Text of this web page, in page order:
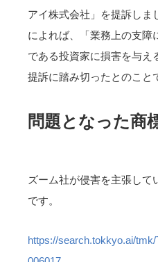
アイ株式会社」を提訴しま
によれば、「業務上の支障
である投資家に損害を与え
提訴に踏み切ったとのこと
問題となった商
ズーム社が侵害を主張して
です。
https://search.tokkyo.ai/